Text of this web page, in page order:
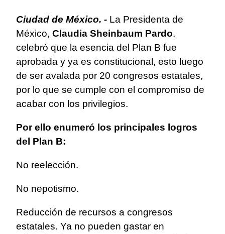
Ciudad de México. - La Presidenta de
México, Claudia Sheinbaum Pardo,
celebró que la esencia del Plan B fue
aprobada y ya es constitucional, esto luego
de ser avalada por 20 congresos estatales,
por lo que se cumple con el compromiso de
acabar con los privilegios.
Por ello enumeró los principales logros
del Plan B:
No reelección.
No nepotismo.
Reducción de recursos a congresos
estatales. Ya no pueden gastar en